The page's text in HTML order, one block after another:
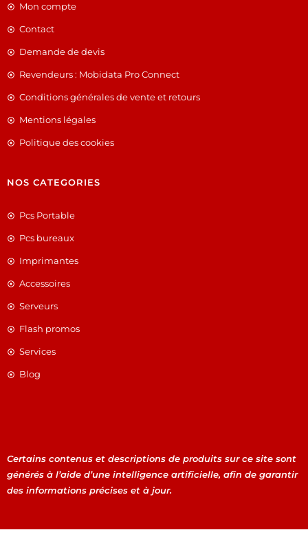
Mon compte
Contact
Demande de devis
Revendeurs : Mobidata Pro Connect
Conditions générales de vente et retours
Mentions légales
Politique des cookies
NOS CATEGORIES
Pcs Portable
Pcs bureaux
Imprimantes
Accessoires
Serveurs
Flash promos
Services
Blog
Certains contenus et descriptions de produits sur ce site sont
générés à l’aide d’une intelligence artificielle, afin de garantir
des informations précises et à jour.